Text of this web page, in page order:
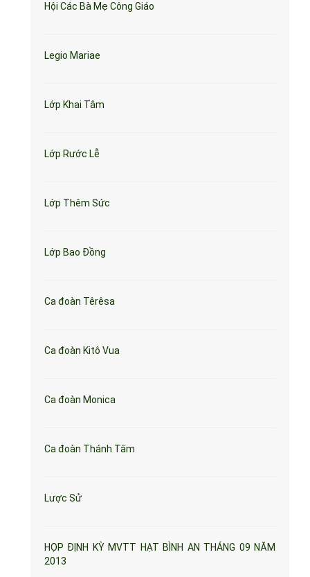
Hội Các Bà Mẹ Công Giáo
Legio Mariae
Lớp Khai Tâm
Lớp Rước Lễ
Lớp Thêm Sức
Lớp Bao Đồng
Ca đoàn Têrêsa
Ca đoàn Kitô Vua
Ca đoàn Monica
Ca đoàn Thánh Tâm
Lược Sử
HỌP ĐỊNH KỲ MVTT HẠT BÌNH AN THÁNG 09 NĂM
2013